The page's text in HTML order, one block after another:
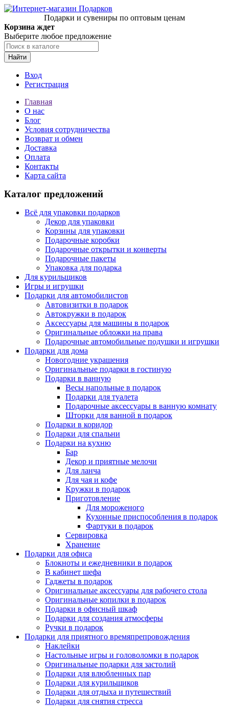
Подарки и сувениры по оптовым ценам
Корзина ждет
Выберите любое предложение
Найти
Вход
Регистрация
Главная
О нас
Блог
Условия сотрудничества
Возврат и обмен
Доставка
Оплата
Контакты
Карта сайта
Каталог предложений
Всё для упаковки подарков
Декор для упаковки
Корзины для упаковки
Подарочные коробки
Подарочные открытки и конверты
Подарочные пакеты
Упаковка для подарка
Для курильщиков
Игры и игрушки
Подарки для автомобилистов
Автовизитки в подарок
Автокружки в подарок
Аксессуары для машины в подарок
Оригинальные обложки на права
Подарочные автомобильные подушки и игрушки
Подарки для дома
Новогодние украшения
Оригинальные подарки в гостиную
Подарки в ванную
Весы напольные в подарок
Подарки для туалета
Подарочные аксессуары в ванную комнату
Шторки для ванной в подарок
Подарки в коридор
Подарки для спальни
Подарки на кухню
Бар
Декор и приятные мелочи
Для ланча
Для чая и кофе
Кружки в подарок
Приготовление
Для мороженого
Кухонные приспособления в подарок
Фартуки в подарок
Сервировка
Хранение
Подарки для офиса
Блокноты и ежедневники в подарок
В кабинет шефа
Гаджеты в подарок
Оригинальные аксессуары для рабочего стола
Оригинальные копилки в подарок
Подарки в офисный шкаф
Подарки для создания атмосферы
Ручки в подарок
Подарки для приятного времяпрепровождения
Наклейки
Настольные игры и головоломки в подарок
Оригинальные подарки для застолий
Подарки для влюбленных пар
Подарки для курильщиков
Подарки для отдыха и путешествий
Подарки для снятия стресса